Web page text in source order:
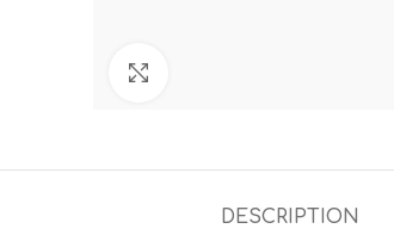
DESCRIPTION